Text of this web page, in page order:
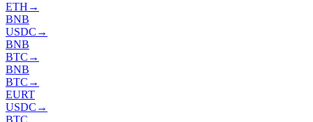
ETH →
BNB
USDC →
BNB
BTC →
BNB
BTC →
EURT
USDC →